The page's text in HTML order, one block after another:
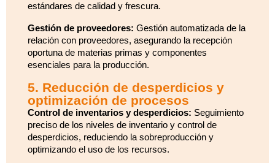
estándares de calidad y frescura.
Gestión de proveedores: Gestión automatizada de la
relación con proveedores, asegurando la recepción
oportuna de materias primas y componentes
esenciales para la producción.
5. Reducción de desperdicios y
optimización de procesos
Control de inventarios y desperdicios: Seguimiento
preciso de los niveles de inventario y control de
desperdicios, reduciendo la sobreproducción y
optimizando el uso de los recursos.